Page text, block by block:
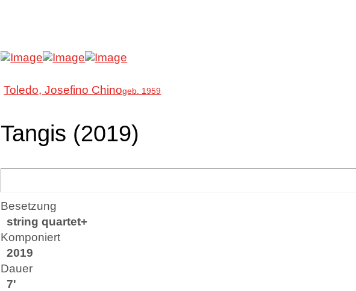
Toledo, Josefino Chinogeb. 1959
Tangis (2019)
Besetzung
string quartet+
Komponiert
2019
Dauer
7'